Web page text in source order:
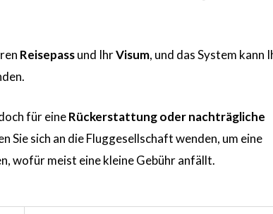
Reisepassund IhrVisum, und das System kann
für eineRückerstattung oder nachträgliche
Sie sich an die Fluggesellschaft wenden, um eine
wofür meist eine kleine Gebühr anfällt.